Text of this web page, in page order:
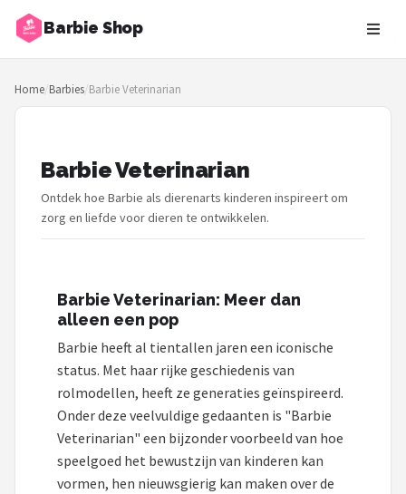
Barbie Shop
Zoeken
NAVIGATIE
Merken
Blog
Poppen
Meubeltjes
Shop
Barbie
Home/Barbies/Barbie Veterinarian
Barbie Veterinarian
Ontdek hoe Barbie als dierenarts kinderen inspireert om
zorg en liefde voor dieren te ontwikkelen.
Barbie Veterinarian: Meer dan
alleen een pop
Barbie heeft al tientallen jaren een iconische
status. Met haar rijke geschiedenis van
rolmodellen, heeft ze generaties geïnspireerd.
Onder deze veelvuldige gedaanten is "Barbie
Veterinarian" een bijzonder voorbeeld van hoe
speelgoed het bewustzijn van kinderen kan
vormen, hen nieuwsgierig kan maken over de